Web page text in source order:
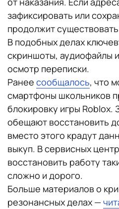
зафиксировать или
продолжит
В подобных делах
скриншоты, аудиофайлы
осмотр переписки.
Ранее сообщалось, что
смартфоны школьников
блокировку игры
обещают восстановить
вместо этого крадут
выкуп. В сервисных
восстановить работу
сложно и дорого.
Больше материалов о
резонансных делах —